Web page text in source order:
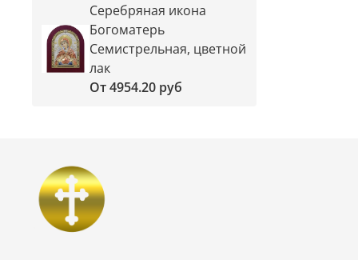
Серебряная икона
Богоматерь
Семистрельная, цветной
лак
От4954.20 руб